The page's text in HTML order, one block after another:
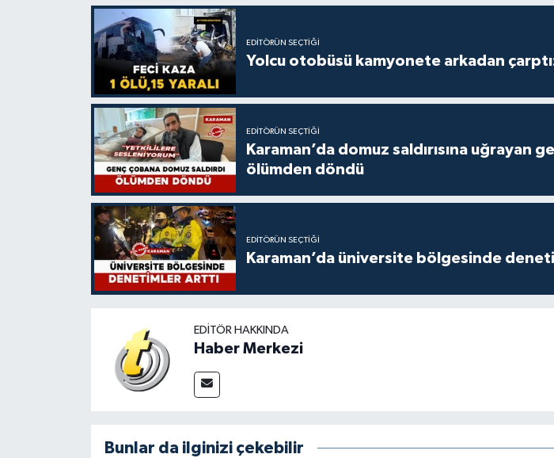
EDITÖRÜN SEÇTIĞI
Yolcu otobüsü kamyonete arkadan
EDITÖRÜN SEÇTIĞI
Karaman’da domuz saldırısına uğrayan
ölümden döndü
EDITÖRÜN SEÇTIĞI
Karaman’da üniversite bölgesinde
EDITÖR HAKKINDA
Haber Merkezi
Bunlar da ilginizi çekebilir